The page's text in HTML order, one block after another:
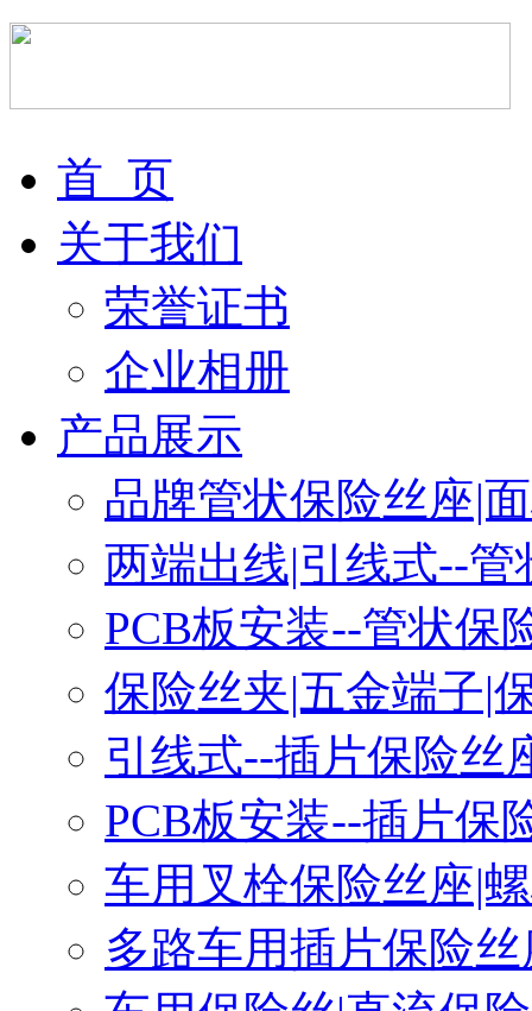
首 页
关于我们
荣誉证书
企业相册
产品展示
品牌管状保险丝座|
两端出线|引线式--管
PCB板安装--管状保
保险丝夹|五金端子|
引线式--插片保险丝
PCB板安装--插片保
车用叉栓保险丝座|
多路车用插片保险丝